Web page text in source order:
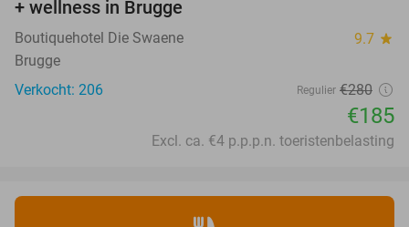
+ wellness in Brugge
Boutiquehotel Die Swaene 9.7 star
Brugge
Verkocht: 206
Regulier €280
€185
Excl. ca. €4 p.p.p.n. toeristenbelasting